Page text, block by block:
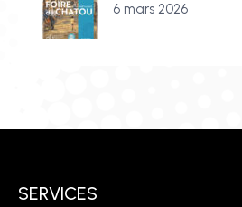
6 mars 2026
SERVICES